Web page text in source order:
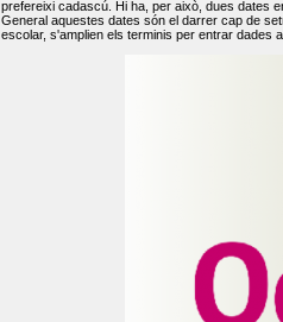
prefereixi cadascú. Hi ha, per això, dues dates
General aquestes dates són el darrer cap de
escolar, s'amplien els terminis per entrar dades